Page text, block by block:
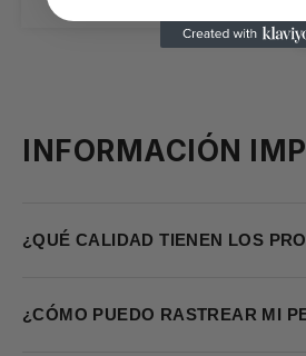
INFORMACIÓN
¿QUÉ CALIDAD TIENEN LOS
¿CÓMO PUEDO RASTREAR MI